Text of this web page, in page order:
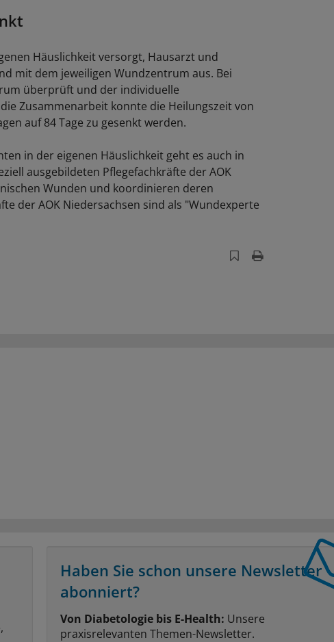
Häuslichkeit versorgt, Hausarzt und
mit dem jeweiligen Wundzentrum aus. Bei
überprüft und der individuelle
Zusammenarbeit konnte die Heilungszeit von
auf 84 Tage zu gesenkt werden.
in der eigenen Häuslichkeit geht es auch in
ausgebildeten Pflegefachkräfte der AOK
Wunden und koordinieren deren
der AOK Niedersachsen sind als "Wundexperte
Haben Sie schon unsere Newsletter
abonniert?
Von Diabetologie bis E-Health: Unsere
praxisrelevanten Themen-Newsletter.